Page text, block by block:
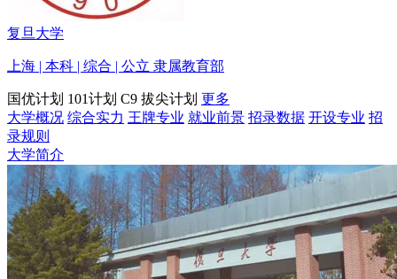
复旦大学
上海 | 本科 | 综合 | 公立 隶属教育部
国优计划 101计划 C9 拔尖计划 更多
大学概况 综合实力 王牌专业 就业前景 招录数据 开设专业 招
录规则
大学简介